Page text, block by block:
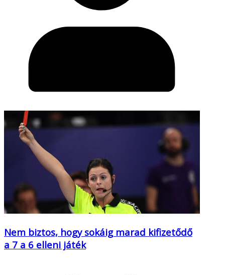
Nem biztos, hogy sokáig marad kifizetődő
a 7 a 6 elleni játék